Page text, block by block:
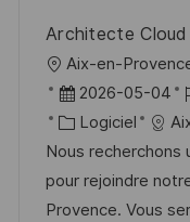
n c
h
a
g
e
u
p
o
s
t
e
Architecte
o
c
a
l
i
Aix-en-
D
a
t
e
d
2026-05-04
f
r
C
a
t
é
Logiciel
Nous recherchons
pour rejoindre
Provence. Vous